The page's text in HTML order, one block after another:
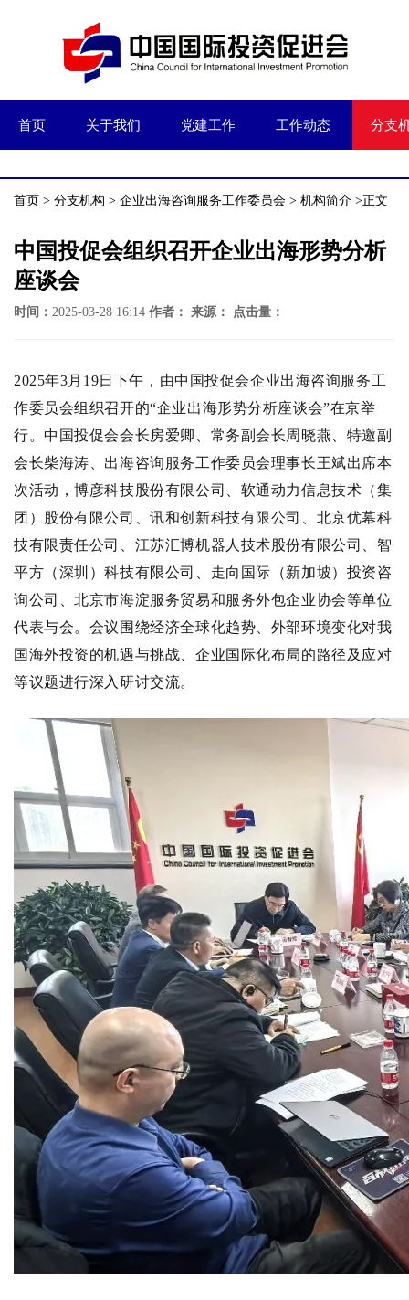
首页 关于我们 党建工作 工作动态 分支
首页 > 分支机构 > 企业出海咨询服务工作委员会 > 机构简介 >正文
中国投促会组织召开企业出海形势分析
座谈会
时间： 2025-03-28 16:14 作者： 来源： 点击量：
2025年3月19日下午，由中国投促会企业出海咨询服务工
作委员会组织召开的“企业出海形势分析座谈会”在京举
行。中国投促会会长房爱卿、常务副会长周晓燕、特邀副
会长柴海涛、出海咨询服务工作委员会理事长王斌出席本
次活动，博彦科技股份有限公司、软通动力信息技术（集
团）股份有限公司、讯和创新科技有限公司、北京优幕科
技有限责任公司、江苏汇博机器人技术股份有限公司、智
平方（深圳）科技有限公司、走向国际（新加坡）投资咨
询公司、北京市海淀服务贸易和服务外包企业协会等单位
代表与会。会议围绕经济全球化趋势、外部环境变化对我
国海外投资的机遇与挑战、企业国际化布局的路径及应对
等议题进行深入研讨交流。